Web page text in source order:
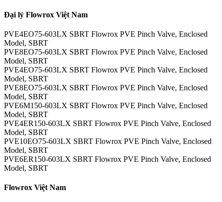
Đại lý Flowrox Việt Nam
PVE4EO75-603LX SBRT Flowrox PVE Pinch Valve, Enclosed
Model, SBRT
PVE8EO75-603LX SBRT Flowrox PVE Pinch Valve, Enclosed
Model, SBRT
PVE4EO75-603LX SBRT Flowrox PVE Pinch Valve, Enclosed
Model, SBRT
PVE8EO75-603LX SBRT Flowrox PVE Pinch Valve, Enclosed
Model, SBRT
PVE6M150-603LX SBRT Flowrox PVE Pinch Valve, Enclosed
Model, SBRT
PVE4ER150-603LX SBRT Flowrox PVE Pinch Valve, Enclosed
Model, SBRT
PVE10EO75-603LX SBRT Flowrox PVE Pinch Valve, Enclosed
Model, SBRT
PVE6ER150-603LX SBRT Flowrox PVE Pinch Valve, Enclosed
Model, SBRT
Flowrox Việt Nam